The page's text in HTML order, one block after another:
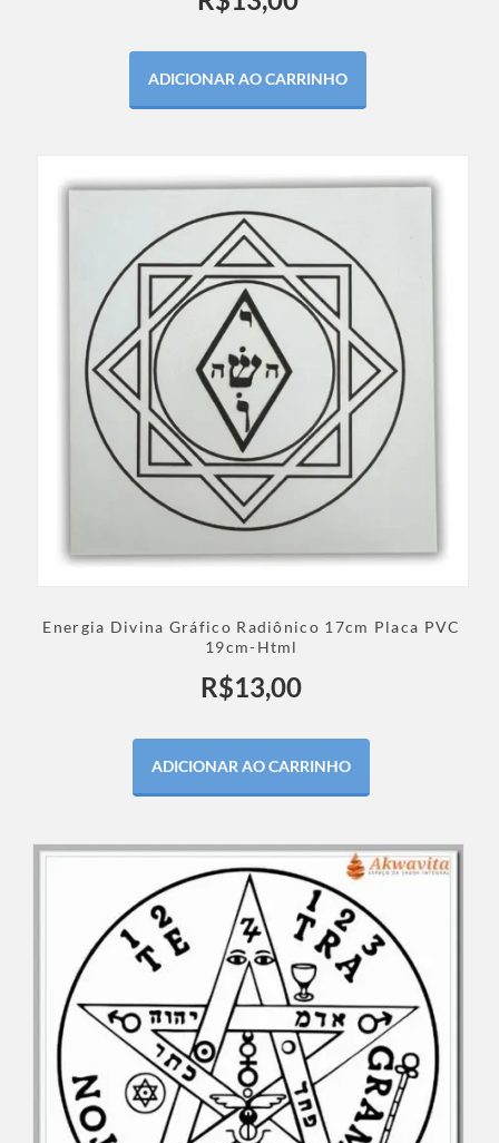
ADICIONAR AO CARRINHO
Energia Divina Gráfico Radiônico 17cm Placa PVC
19cm-Html
R$13,00
ADICIONAR AO CARRINHO